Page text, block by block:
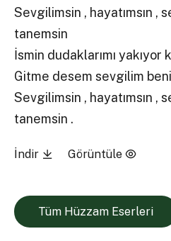
Sevgilimsin , hayatımsın ,
tanemsin
İsmin dudaklarımı
Gitme desem sevgilim
Sevgilimsin , hayatımsın ,
tanemsin .
İndir Görüntüle
Tüm Hüzzam Eserleri